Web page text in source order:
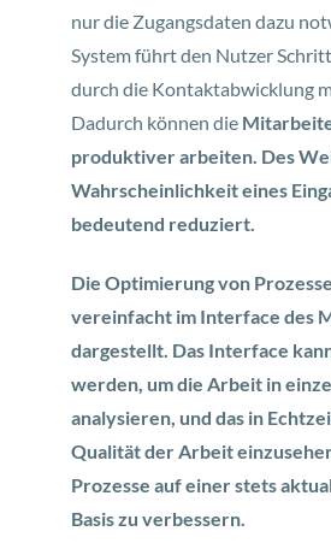
nur die Zugangsdaten dazu
System führt den Nutzer
durch die Kontaktabwicklung
Dadurch können die
produktiver arbeiten. Des
Wahrscheinlichkeit eines
bedeutend reduziert.
Die Optimierung von
vereinfacht im Interface des
dargestellt. Das Interface
werden, um die Arbeit in
analysieren, und das in
Qualität der Arbeit
Prozesse auf einer stets
Basis zu verbessern.